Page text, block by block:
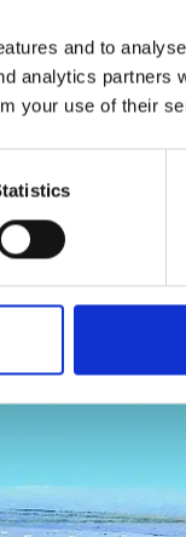
and to
analytics partners
your use of their
La prima
–
di oltre 6